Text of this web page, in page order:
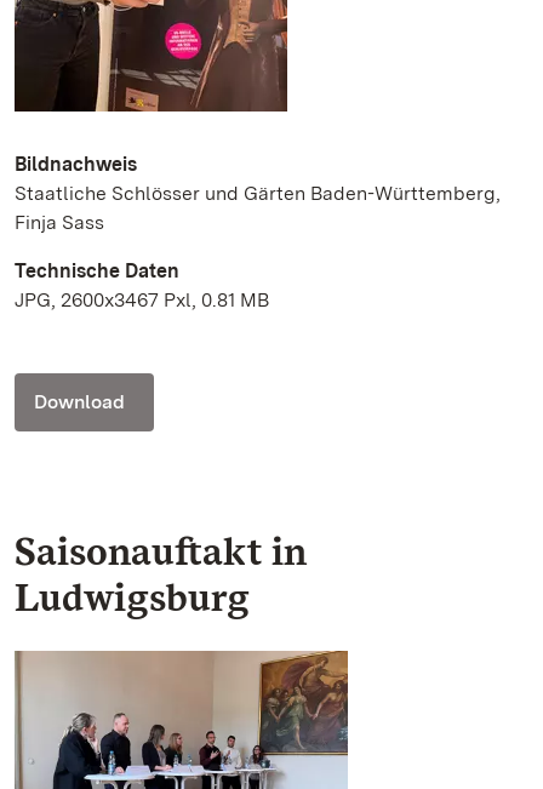
Bildnachweis
Staatliche Schlösser und Gärten Baden-Württemberg,
Finja Sass
Technische Daten
JPG, 2600x3467 Pxl, 0.81 MB
Download
Saisonauftakt in
Ludwigsburg